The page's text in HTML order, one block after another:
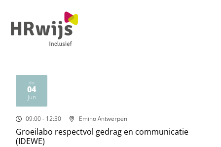
do
04
jun
2026
09:00- 12:30 Emino Antwerpen
Groeilabo respectvol gedrag en communicatie
(IDEWE)